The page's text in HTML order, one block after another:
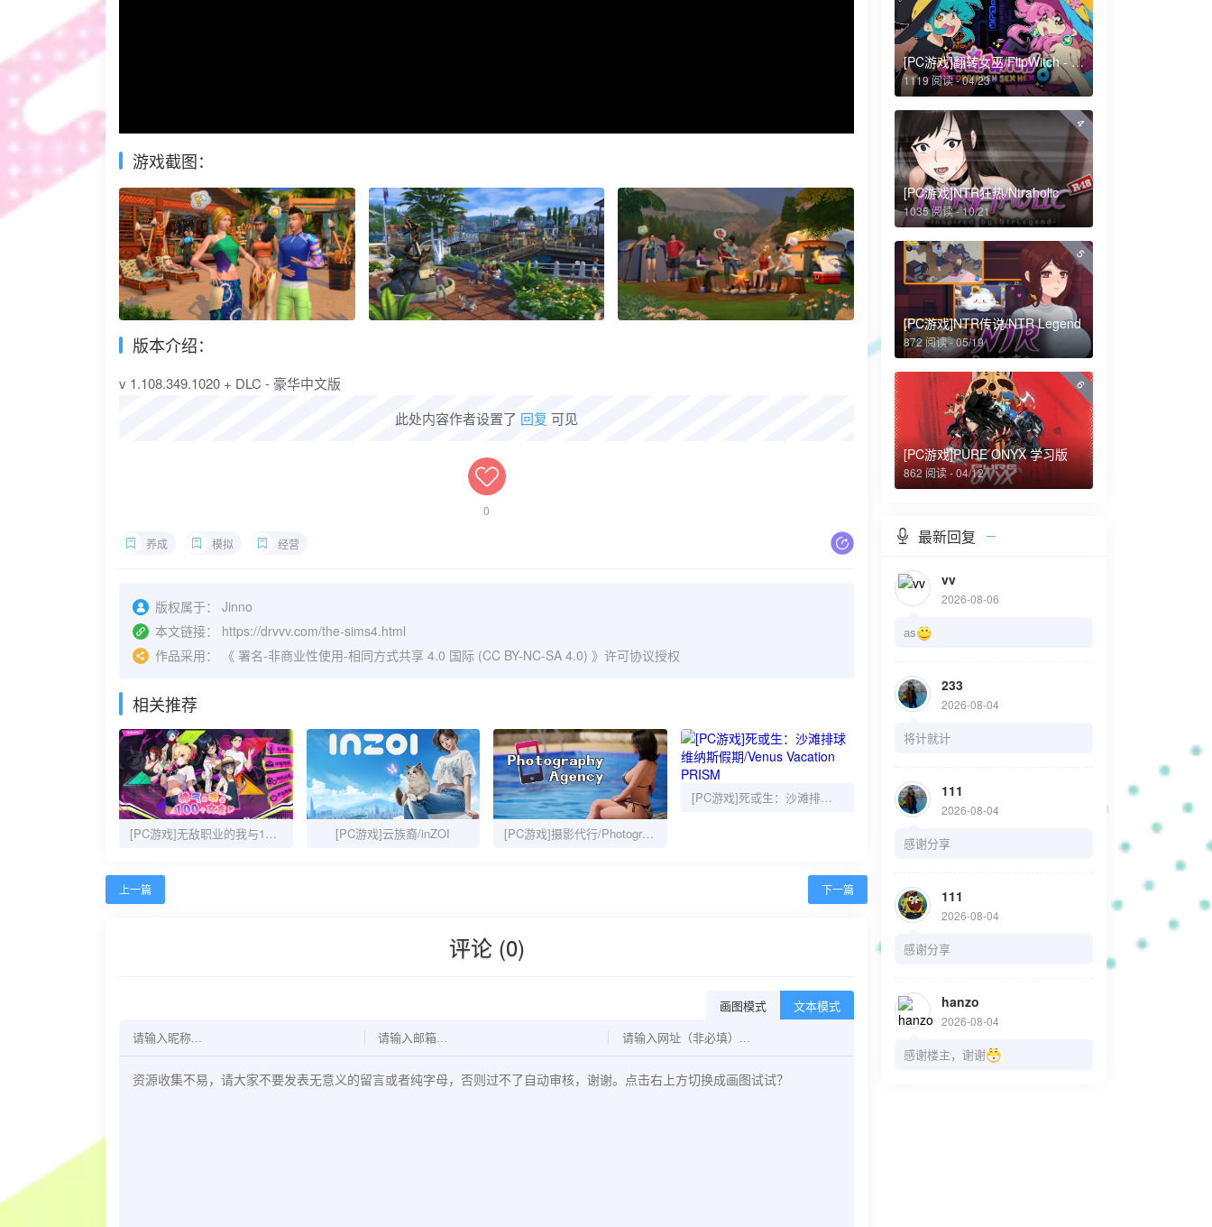
游戏截图：
版本介绍：
v 1.108.349.1020 + DLC - 豪华中文版
此处内容作者设置了 回复 可见
0
养成 模拟 经营
版权属于：
Jinno
本文链接：
https://drvvv.com/the-sims4.html
作品采用：
《 署名-非商业性使用-相同方式共享 4.0 国际 (CC BY-NC-SA 4.0) 》许可协议授权
相关推荐
[PC游戏]无敌职业的我与100个女友 [PC游戏]云族裔/inZOI [PC游戏]摄影代行/Photography Agency
[PC游戏]死或生：沙滩排球维纳斯假期/Venus Vacation PRISM
上一篇 下一篇
评论 (0)
画图模式 文本模式
[PC游戏]翻转女巫/FlipWitch - Forbidden Sex Hex
1119 阅读 - 04/23
4
[PC游戏]NTR狂热/Ntraholic
1035 阅读 - 10/21
5
[PC游戏]NTR传说/NTR Legend
872 阅读 - 05/19
6
[PC游戏]PURE ONYX 学习版
862 阅读 - 04/12
最新回复
vv
2026-08-06
as
233
2026-08-04
将计就计
111
2026-08-04
感谢分享
111
2026-08-04
感谢分享
hanzo
2026-08-04
感谢楼主，谢谢